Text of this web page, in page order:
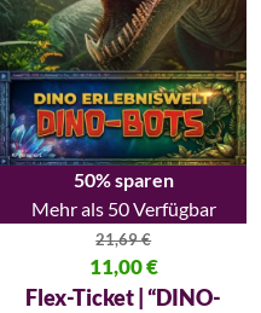
50% sparen
Mehr als 50 Verfügbar
21,69€
Ursprünglicher Preis war:
11,00€
Aktueller Preis ist: 11,00 €.
Flex-Ticket | “DINO-